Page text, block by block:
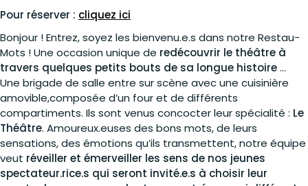
Pour réserver : cliquez ici
Bonjour ! Entrez, soyez les bienvenu.e.s dans notre Restau-
Mots ! Une occasion unique de redécouvrir le théâtre à
travers quelques petits bouts de sa longue histoire…
Une brigade de salle entre sur scène avec une cuisinière
amovible,composée d’un four et de différents
compartiments. Ils sont venus concocter leur spécialité : Le
Théâtre. Amoureux.euses des bons mots, de leurs
sensations, des émotions qu’ils transmettent, notre équipe
veut réveiller et émerveiller les sens de nos jeunes
spectateur.rice.s qui seront invité.e.s à choisir leur